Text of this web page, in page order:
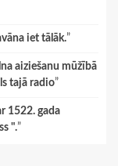
iet tālāk.”
aiziešanu mūžībā
tajā radio”
1522. gada
".”